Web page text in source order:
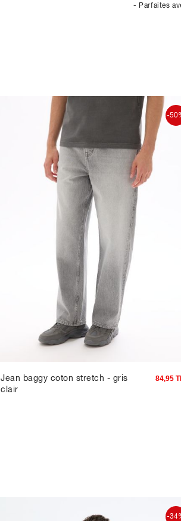
- Parfaites
-
Jean baggy coton stretch - gris
clair
84,95
-